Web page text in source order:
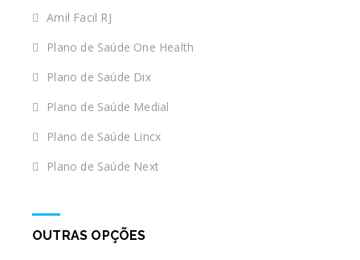
Amil Facil RJ
Plano de Saúde One Health
Plano de Saúde Dix
Plano de Saúde Medial
Plano de Saúde Lincx
Plano de Saúde Next
OUTRAS OPÇÕES